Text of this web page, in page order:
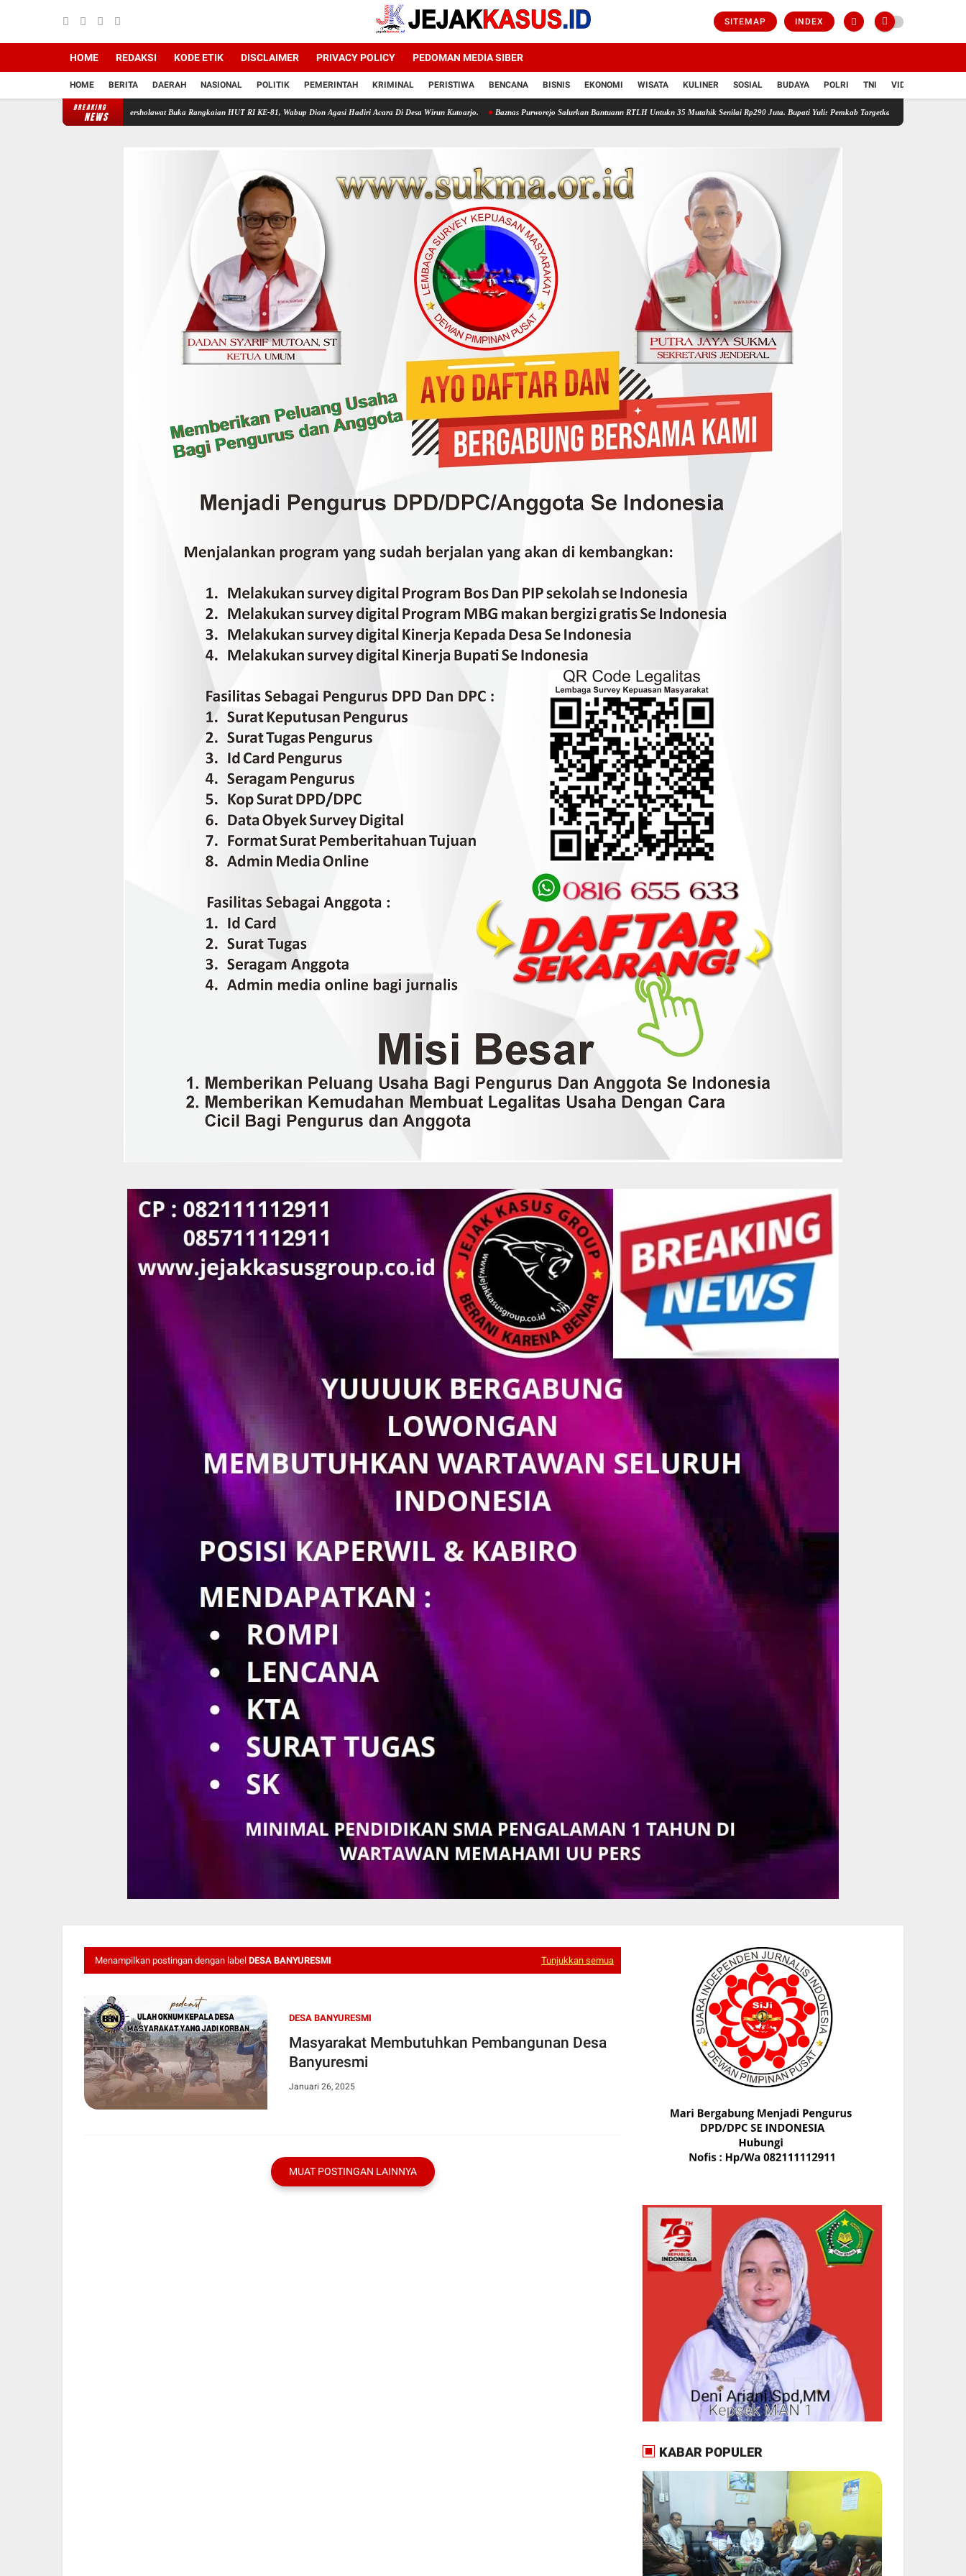
SITEMAP INDEX
HOME REDAKSI KODE ETIK DISCLAIMER PRIVACY POLICY PEDOMAN MEDIA SIBER
HOME BERITA DAERAH NASIONAL POLITIK PEMERINTAH KRIMINAL PERISTIWA BENCANA BISNIS EKONOMI WISATA KULINER SOSIAL BUDAYA POLRI TNI VIDIO
BREAKING
NEWS
Wirun Bersholawat Buka Rangkaian HUT RI KE-81, Wabup Dion Agasi Hadiri Acara Di Desa Wirun Kutoarjo. Baznas Purworejo Salurkan Bantuann RTLH Untukn 35 Mutahik Senilai Rp290 Juta. Bupati Yuli: Pemkab Targetkan 49 Desa Prioritas Penanganan
Menampilkan postingan dengan label DESA BANYURESMI Tunjukkan semua
DESA BANYURESMI
Masyarakat Membutuhkan Pembangunan Desa
Banyuresmi
Januari 26, 2025
MUAT POSTINGAN LAINNYA
KABAR POPULER